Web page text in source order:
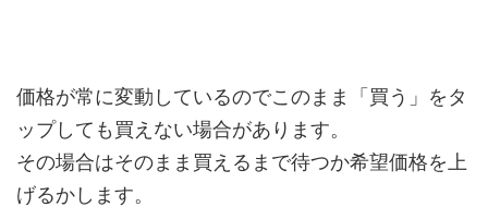
価格が常に変動しているのでこのまま「買う」をタ
ップしても買えない場合があります。
その場合はそのまま買えるまで待つか希望価格を上
げるかします。